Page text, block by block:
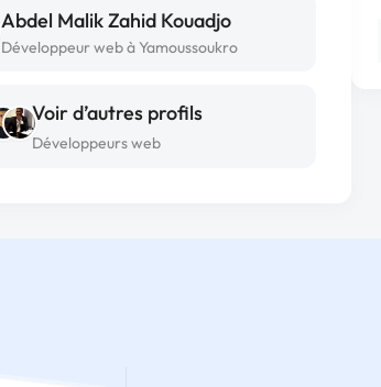
Abdel Malik Zahid Kouadjo
Développeur web à Yamoussoukro
Voir d’autres profils
Développeurs web